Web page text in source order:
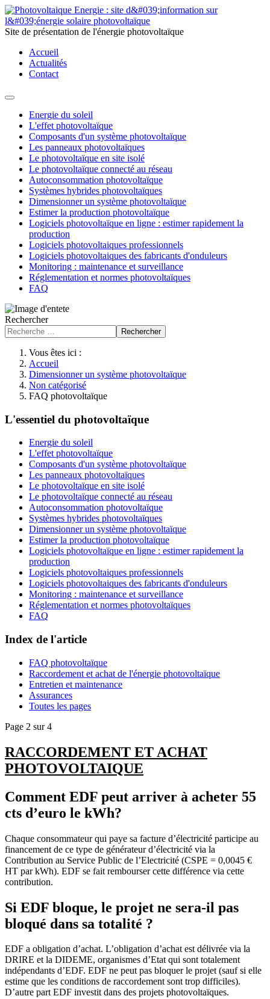
Site de présentation de l'énergie photovoltaïque
Accueil
Actualités
Contact
Energie du soleil
L'effet photovoltaïque
Composants d'un système photovoltaïque
Les panneaux photovoltaïques
Le photovoltaïque en site isolé
Le photovoltaïque connecté au réseau
Autoconsommation photovoltaïque
Systèmes hybrides photovoltaïques
Dimensionner un système photovoltaïque
Estimer la production photovoltaïque
Logiciels photovoltaïque en ligne : estimer rapidement la
production
Logiciels photovoltaiques professionnels
Logiciels photovoltaiques des fabricants d'onduleurs
Monitoring : maintenance et surveillance
Réglementation et normes photovoltaïques
FAQ
Rechercher
Rechercher
Vous êtes ici :
Accueil
Dimensionner un système photovoltaïque
Non catégorisé
FAQ photovoltaïque
L'essentiel du photovoltaïque
Energie du soleil
L'effet photovoltaïque
Composants d'un système photovoltaïque
Les panneaux photovoltaïques
Le photovoltaïque en site isolé
Le photovoltaïque connecté au réseau
Autoconsommation photovoltaïque
Systèmes hybrides photovoltaïques
Dimensionner un système photovoltaïque
Estimer la production photovoltaïque
Logiciels photovoltaïque en ligne : estimer rapidement la
production
Logiciels photovoltaiques professionnels
Logiciels photovoltaiques des fabricants d'onduleurs
Monitoring : maintenance et surveillance
Réglementation et normes photovoltaïques
FAQ
Index de l'article
FAQ photovoltaïque
Raccordement et achat de l'énergie photovoltaïque
Entretien et maintenance
Assurances
Toutes les pages
Page 2 sur 4
RACCORDEMENT ET ACHAT
PHOTOVOLTAIQUE
Comment EDF peut arriver à acheter 55
cts d’euro le kWh?
Chaque consommateur qui paye sa facture d’électricité participe au
financement de ce type de générateur d’électricité via la
Contribution au Service Public de l’Electricité (CSPE = 0,0045 €
HT par kWh). EDF se fait rembourser cette différence via cette
contribution.
Si EDF bloque, le projet ne sera-il pas
bloqué dans sa totalité ?
EDF a obligation d’achat. L’obligation d’achat est délivrée via la
DRIRE et la DIDEME, organismes d’Etat qui sont totalement
indépendants d’EDF. EDF ne peut pas bloquer le projet (sauf si elle
estime que les conditions de raccordement sont trop difficiles).
D’autre part EDF investit dans des projets photovoltaïques.